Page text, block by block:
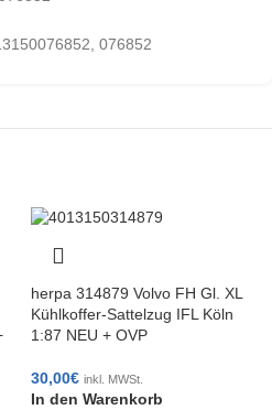
, 076852
herpa 314879 Volvo FH Gl. XL
Kühlkoffer-Sattelzug IFL Köln
1:87 NEU + OVP
30,00€ inkl. MWSt.
In den Warenkorb